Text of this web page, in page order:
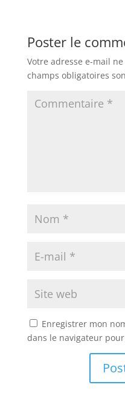
Poster le
Votre adresse e-mail
champs obligatoires
Enregistrer mon
dans le navigateur